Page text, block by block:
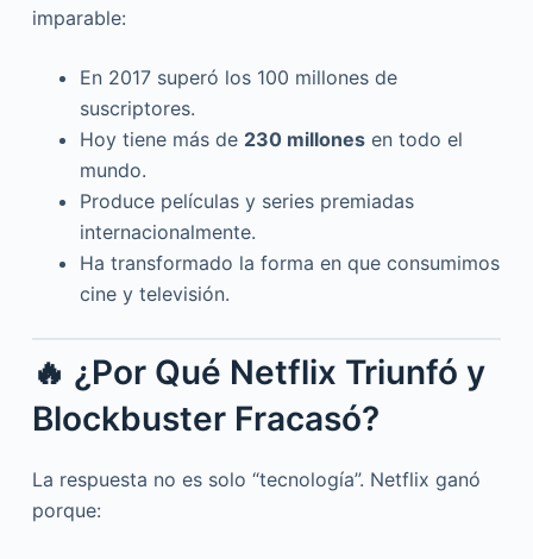
imparable:
En 2017 superó los 100 millones de
suscriptores.
Hoy tiene más de 230 millonesen todo el
mundo.
Produce películas y series premiadas
internacionalmente.
Ha transformado la forma en que consumimos
cine y televisión.
🔥 ¿Por Qué Netflix Triunfó y
Blockbuster Fracasó?
La respuesta no es solo “tecnología”. Netflix ganó
porque: